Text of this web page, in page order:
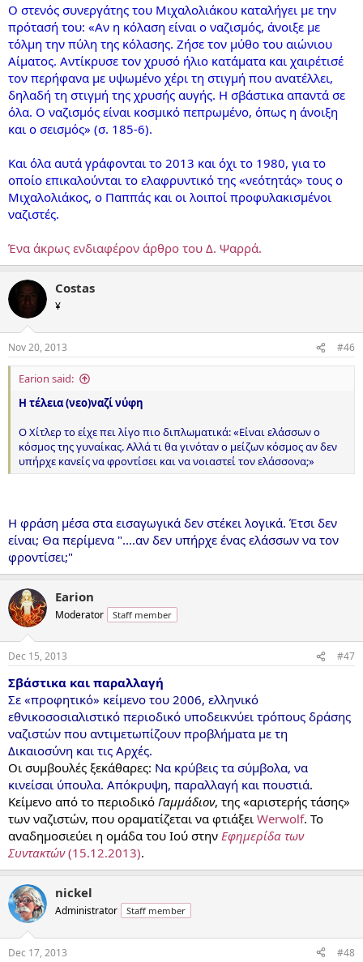
Ο στενός συνεργάτης του Μιχαλολιάκου καταλήγει με την
πρότασή του: «Αν η κόλαση είναι ο ναζισμός, άνοιξε με
τόλμη την πύλη της κόλασης. Ζήσε τον μύθο του αιώνιου
Αίματος. Αντίκρυσε τον χρυσό ήλιο κατάματα και χαιρέτισέ
τον περήφανα με υψωμένο χέρι τη στιγμή που ανατέλλει,
δηλαδή τη στιγμή της χρυσής αυγής. Η σβάστικα απαντά σε
όλα. Ο ναζισμός είναι κοσμικό πεπρωμένο, όπως η άνοιξη
και ο σεισμός» (σ. 185-6).
Και όλα αυτά γράφονται το 2013 και όχι το 1980, για το
οποίο επικαλούνται το ελαφρυντικό της «νεότητάς» τους ο
Μιχαλολιάκος, ο Παππάς και οι λοιποί προφυλακισμένοι
ναζιστές.
Ένα άκρως ενδιαφέρον άρθρο του Δ. Ψαρρά.
Costas
¥
Nov 20, 2013 #46
Earion said:
Η τέλεια(νεο)ναζί νύφη
Ο Χίτλερ το είχε πει λίγο πιο διπλωματικά: «Είναι ελάσσων ο
κόσμος της γυναίκας. Αλλά τι θα γινόταν ο μείζων κόσμος αν δεν
υπήρχε κανείς να φροντίσει και να νοιαστεί τον ελάσσονα;»
Η φράση μέσα στα εισαγωγικά δεν στέκει λογικά. Έτσι δεν
είναι; Θα περίμενα "....αν δεν υπήρχε ένας ελάσσων να τον
φροντίσει;"
Earion
Moderator Staff member
Dec 15, 2013 #47
Σβάστικα και παραλλαγή
Σε «προφητικό» κείμενο του 2006, ελληνικό
εθνικοσοσιαλιστικό περιοδικό υποδεικνύει τρόπους δράσης
ναζιστών που αντιμετωπίζουν προβλήματα με τη
Δικαιοσύνη και τις Αρχές.
Οι συμβουλές ξεκάθαρες: Να κρύβεις τα σύμβολα, να
κινείσαι ύπουλα. Απόκρυψη, παραλλαγή και πουστιά.
Κείμενο από το περιοδικό Γαμμάδιον, της «αριστερής τάσης»
των ναζιστών, που οραματίζεται να φτιάξει Werwolf. Το
αναδημοσιεύει η ομάδα του Ιού στην Εφημερίδα των
Συντακτών(15.12.2013).
nickel
Administrator Staff member
Dec 17, 2013 #48